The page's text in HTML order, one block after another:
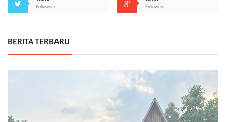
Followers
Followers
BERITA TERBARU